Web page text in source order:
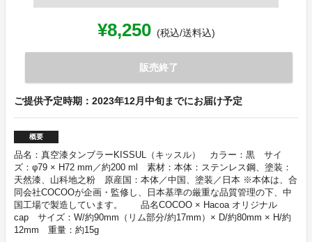
¥8,250 (税込/送料込)
販売終了
ご提供予定時期：2023年12月中旬までにお届け予定
概要
品名：真空漆タンブラーKISSUL（キッスル） カラー：黒 サイ
ズ：φ79 × H72 mm／約200 ml 素材：本体：ステンレス鋼、塗装：
天然漆、山科地之粉 原産国：本体／中国、塗装／日本 ※本体は、合
同会社COCOOが企画・監修し、日本基準の厳重な品質管理の下、中
国工場で製造しています。 品名COCOO × Hacoa オリジナル
cap サイズ：W/約90mm（リム部分/約17mm）× D/約80mm × H/約
12mm 重量：約15g